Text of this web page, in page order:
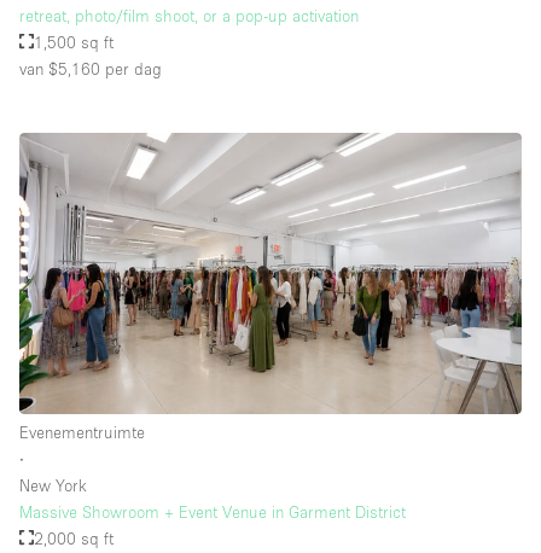
retreat, photo/film shoot, or a pop-up activation
1,500 sq ft
van $5,160 per dag
Evenementruimte
∙
New York
Massive Showroom + Event Venue in Garment District
2,000 sq ft